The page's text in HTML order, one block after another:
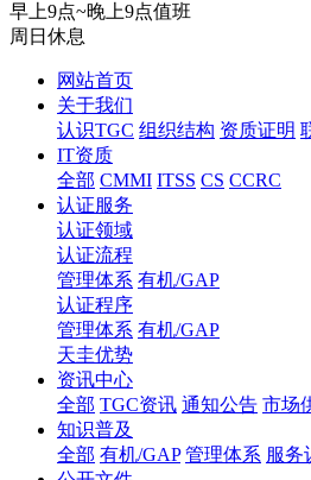
早上9点~晚上9点值班
周日休息
网站首页
关于我们
认识TGC 组织结构 资质证明
IT资质
全部 CMMI ITSS CS CCRC
认证服务
认证领域
认证流程
管理体系 有机/GAP
认证程序
管理体系 有机/GAP
天圭优势
资讯中心
全部 TGC资讯 通知公告 市场
知识普及
全部 有机/GAP 管理体系 服务